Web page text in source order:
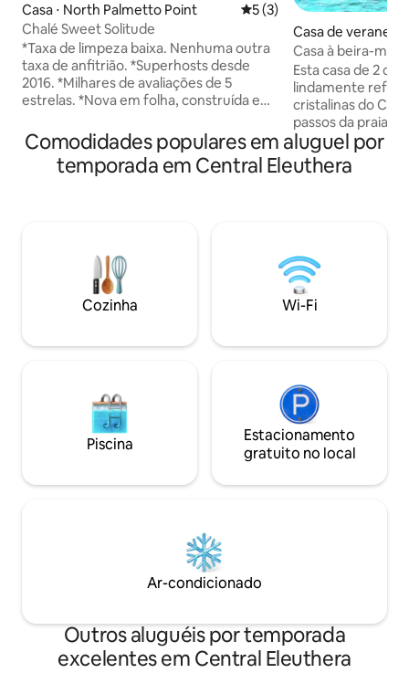
Casa ⋅ North Palmetto Point 5 de uma avaliação média
5 (3)
Chalé Sweet Solitude
*Taxa de limpeza baixa. Nenhuma outra
taxa de anfitrião. *Superhosts desde
2016. *Milhares de avaliações de 5
estrelas. *Nova em folha, construída em
não uma armadilha para turistas.
*Localização excelente para explorar a
ilha.* *Perto de praias, bares,
cozinha completa, chuveiro. *O
proprietário aluga SUVs com desconto
para os hóspedes. *Passeios com
desconto para os nossos hóspedes para
snorkel, pesca, passeios turísticos, etc.
Casa de veraneio
h
Casa à beira-mar
Ten Bay
Esta casa de 2
lindamente
cristalinas do
passos da praia
principal tem
vistas
hóspedes tem 2
gás gourmet
cozinhar.
de reserva, um
TV, grelha,
do paraíso!
Comodidades populares em aluguel por
temporada em Central Eleuthera
Cozinha Wi-Fi
Piscina
Estacionamento
gratuito no local
Ar-condicionado
Outros aluguéis por temporada
excelentes em Central Eleuthera